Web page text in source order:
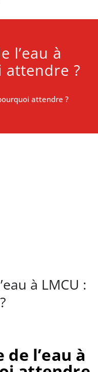
l’eau à
attendre ?
attendre ?
à LMCU :
l’eau à